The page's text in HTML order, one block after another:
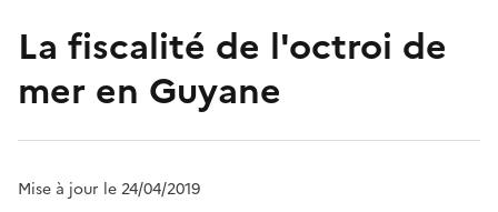
La fiscalité de l'octroi de
mer en Guyane
Mise à jour le 24/04/2019